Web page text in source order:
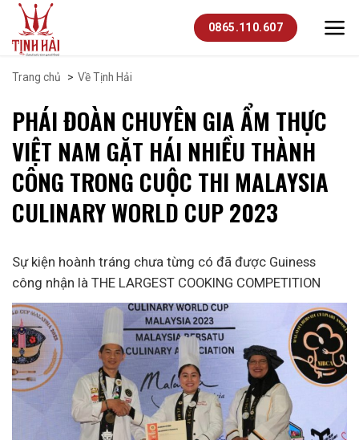
Skip
content
0865.110.607
Trang chủ Về Tịnh Hải
PHÁI ĐOÀN CHUYÊN GIA ẨM THỰC
VIỆT NAM GẶT HÁI NHIỀU THÀNH
CÔNG TRONG CUỘC THI MALAYSIA
CULINARY WORLD CUP 2023
Sự kiện hoành tráng chưa từng có đã được Guiness
công nhận là THE LARGEST COOKING COMPETITION